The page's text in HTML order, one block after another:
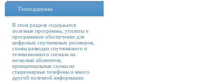
Техподдержка
В этом разделе содержатся
полезные программы, утилиты и
программное обеспечение для
цифровых спутниковых ресиверов,
схемы разводки спутникового и
телевизионного сигнала на
несколько абонентов,
принципиальные схемы на
стационарные телефоны и много
другой полезной информации.